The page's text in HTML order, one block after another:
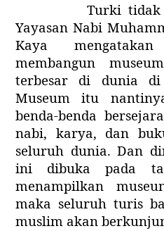
Turki tidak
Yayasan Nabi
Kaya
membangun
terbesar di dunia
Museum itu
benda-benda
nabi, karya, dan
seluruh dunia. Dan
ini dibuka pada
menampilkan
maka seluruh turis
muslim akan